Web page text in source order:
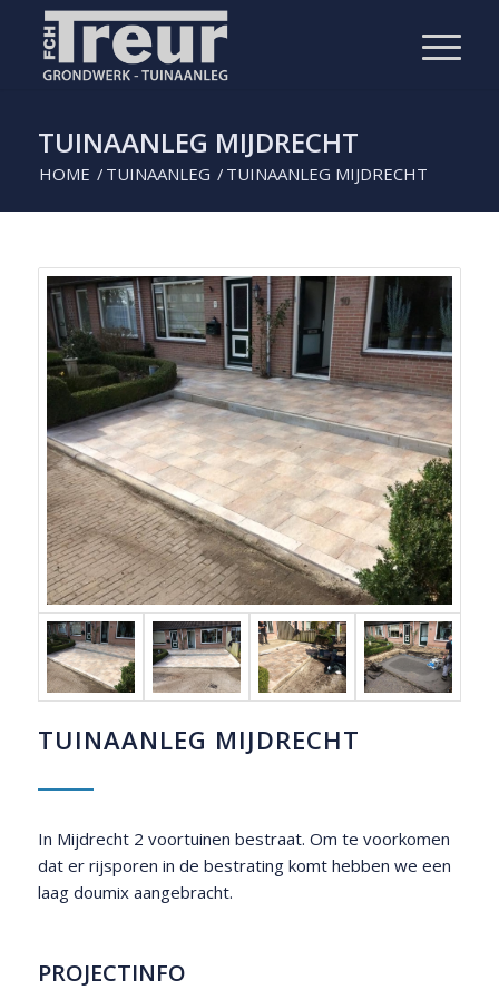
TUINAANLEG MIJDRECHT
HOME / TUINAANLEG / TUINAANLEG MIJDRECHT
TUINAANLEG MIJDRECHT
In Mijdrecht 2 voortuinen bestraat. Om te voorkomen
dat er rijsporen in de bestrating komt hebben we een
laag doumix aangebracht.
PROJECTINFO